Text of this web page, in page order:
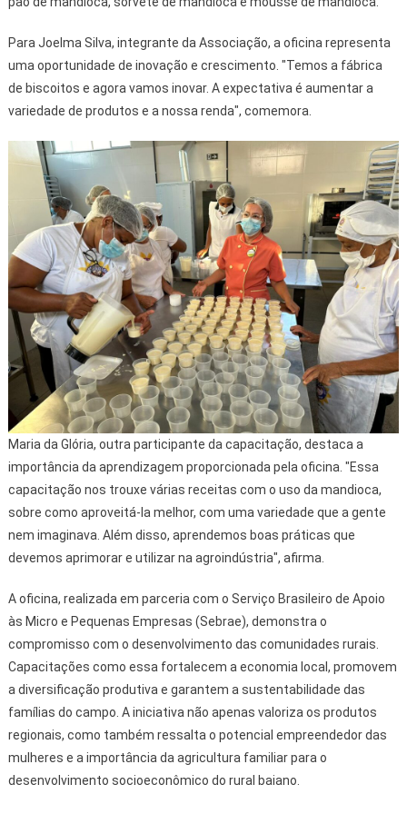
Para Joelma Silva, integrante da Associação, a oficina representa
uma oportunidade de inovação e crescimento. "Temos a fábrica
de biscoitos e agora vamos inovar. A expectativa é aumentar a
variedade de produtos e a nossa renda", comemora.
Maria da Glória, outra participante da capacitação, destaca a
importância da aprendizagem proporcionada pela oficina. "Essa
capacitação nos trouxe várias receitas com o uso da mandioca,
sobre como aproveitá-la melhor, com uma variedade que a gente
nem imaginava. Além disso, aprendemos boas práticas que
devemos aprimorar e utilizar na agroindústria", afirma.
A oficina, realizada em parceria com o Serviço Brasileiro de Apoio
às Micro e Pequenas Empresas (Sebrae), demonstra o
compromisso com o desenvolvimento das comunidades rurais.
Capacitações como essa fortalecem a economia local, promovem
a diversificação produtiva e garantem a sustentabilidade das
famílias do campo. A iniciativa não apenas valoriza os produtos
regionais, como também ressalta o potencial empreendedor das
mulheres e a importância da agricultura familiar para o
desenvolvimento socioeconômico do rural baiano.